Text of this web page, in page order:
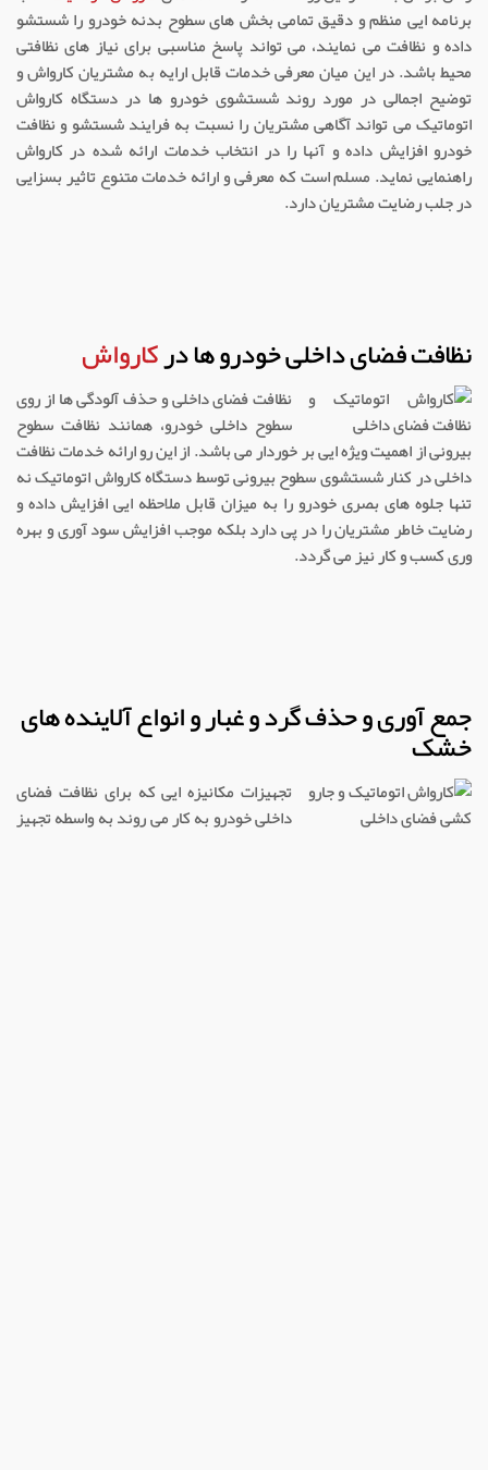
برنامه ایی منظم و دقیق تمامی بخش های سطوح بدنه خودرو را شستشو
داده و نظافت می نمایند، می تواند پاسخ مناسبی برای نیاز های نظافتی
محیط باشد. در این میان معرفی خدمات قابل ارایه به مشتریان کارواش و
توضیح اجمالی در مورد روند شستشوی خودرو ها در دستگاه کارواش
اتوماتیک می تواند آگاهی مشتریان را نسبت به فرایند شستشو و نظافت
خودرو افزایش داده و آنها را در انتخاب خدمات ارائه شده در کارواش
راهنمایی نماید. مسلم است که معرفی و ارائه خدمات متنوع تاثیر بسزایی
در جلب رضایت مشتریان دارد.
نظافت فضای داخلی خودرو ها درکارواش
نظافت فضای داخلی و حذف آلودگی ها از روی
سطوح داخلی خودرو، همانند نظافت سطوح
بیرونی از اهمیت ویژه ایی بر خوردار می باشد. از این رو ارائه خدمات نظافت
داخلی در کنار شستشوی سطوح بیرونی توسط دستگاه کارواش اتوماتیک نه
تنها جلوه های بصری خودرو را به میزان قابل ملاحظه ایی افزایش داده و
رضایت خاطر مشتریان را در پی دارد بلکه موجب افزایش سود آوری و بهره
وری کسب و کار نیز می گردد.
جمع آوری و حذف گرد و غبار و انواع آلاینده های
خشک
تجهیزات مکانیزه ایی که برای نظافت فضای
داخلی خودرو به کار می روند به واسطه تجهیز